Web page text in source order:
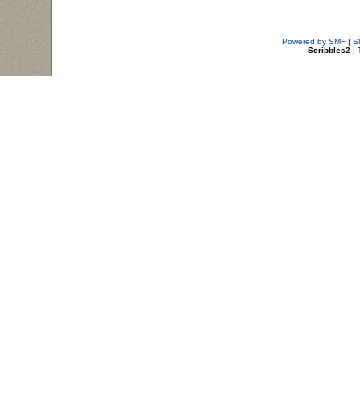
Powered by SMF|
Scribbles2 |